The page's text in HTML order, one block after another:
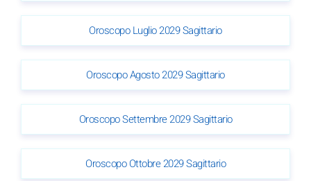
Oroscopo Luglio 2029 Sagittario
Oroscopo Agosto 2029 Sagittario
Oroscopo Settembre 2029 Sagittario
Oroscopo Ottobre 2029 Sagittario